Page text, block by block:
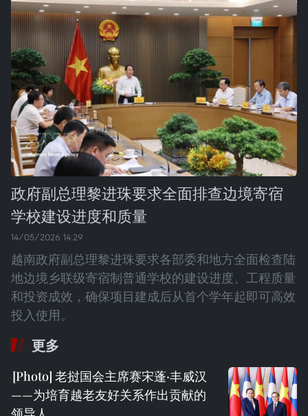
政府副总理黎进珠要求全面排查边境寄宿
学校建设进度和质量
14/05/2026 14:29
越南政府副总理黎进珠要求各部委和地方全面检查陆
地边境乡联级寄宿制普通学校的建设进度、工程质量
和投资成效，确保项目建成后从首个学年起即可高效
投入使用。
更多
老挝国会主席赛宋蓬·丰威汉
——为培育越老友好关系作出贡献的